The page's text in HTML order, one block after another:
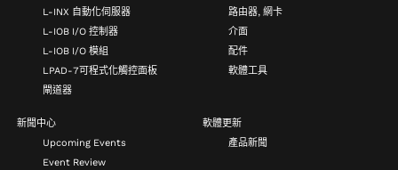
L-INX 自動化伺服器
L-IOB I/O 控制器
L-IOB I/O 模組
LPAD-7可程式化觸控面板
閘道器
路由器, 網卡
介面
配件
軟體工具
新聞中心
Upcoming Events
Event Review
軟體更新
產品新聞